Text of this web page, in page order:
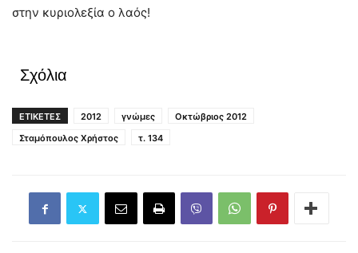
στην κυριολεξία ο λαός!
Σχόλια
ΕΤΙΚΕΤΕΣ 2012 γνώμες
Οκτώβριος 2012
Σταμόπουλος Χρήστος
τ. 134